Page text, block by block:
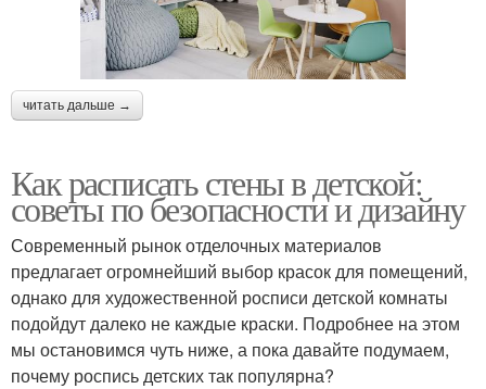
читать дальше →
Как расписать стены в детской:
советы по безопасности и дизайну
Современный рынок отделочных материалов
предлагает огромнейший выбор красок для помещений,
однако для художественной росписи детской комнаты
подойдут далеко не каждые краски. Подробнее на этом
мы остановимся чуть ниже, а пока давайте подумаем,
почему роспись детских так популярна?